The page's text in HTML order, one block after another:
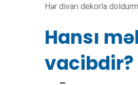
Hər divarı dekorla
Hansı
vacibdir?